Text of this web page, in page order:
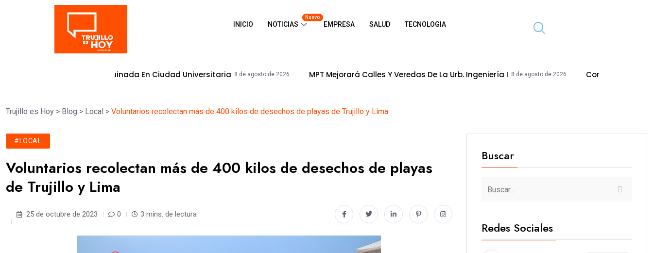
INICIO NOTICIAS
Nuevo
EMPRESA SALUD TECNOLOGIA
Vía Adoquinada En Ciudad Universitaria 8 de agosto de 2026 MPT Mejorará Calles Y Veredas De La Urb. Ingeniería I 8 de agosto de 2026 Concejo Modifica Acuerdo
Trujillo es Hoy > Blog > Local > Voluntarios recolectan más de 400 kilos de desechos de playas de Trujillo y Lima
#LOCAL
Voluntarios recolectan más de 400 kilos de desechos de playas
de Trujillo y Lima
25 de octubre de 2023 0 3 mins. de lectura
Buscar
Redes Sociales